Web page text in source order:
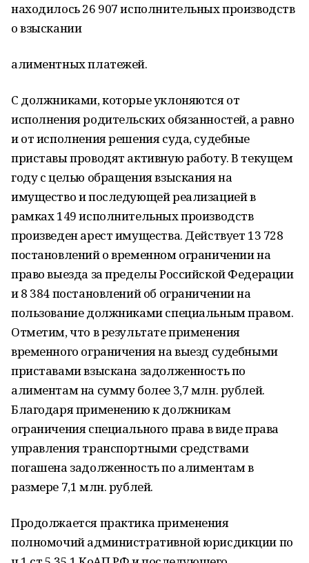
находилось 26 907 исполнительных производств
о взыскании
алиментных платежей.
С должниками, которые уклоняются от
исполнения родительских обязанностей, а равно
и от исполнения решения суда, судебные
приставы проводят активную работу. В текущем
году с целью обращения взыскания на
имущество и последующей реализацией в
рамках 149 исполнительных производств
произведен арест имущества. Действует 13 728
постановлений о временном ограничении на
право выезда за пределы Российской Федерации
и 8 384 постановлений об ограничении на
пользование должниками специальным правом.
Отметим, что в результате применения
временного ограничения на выезд судебными
приставами взыскана задолженность по
алиментам на сумму более 3,7 млн. рублей.
Благодаря применению к должникам
ограничения специального права в виде права
управления транспортными средствами
погашена задолженность по алиментам в
размере 7,1 млн. рублей.
Продолжается практика применения
полномочий административной юрисдикции по